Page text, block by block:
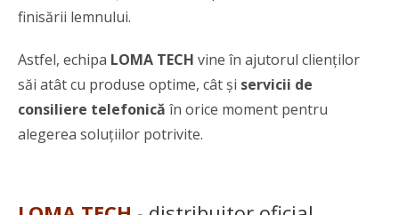
finisării lemnului.
Astfel, echipa LOMA TECH vine în ajutorul clienților
săi atât cu produse optime, cât și servicii de
consiliere telefonică în orice moment pentru
alegerea soluțiilor potrivite.